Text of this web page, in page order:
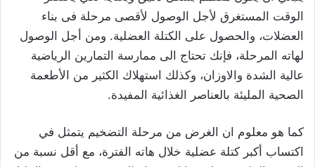
الوقت المستغرق لأجل الوصول لأقصى مرحلة فى بناء
العضلات، والحصول على الكتلة العضلية. ومن أجل الوصول
لهاته المرحلة، فإنك تحتاج الى ممارسة التمارين الرياضية
عالية الشدة والاوزان، وكذلك استهلاك الكثير من الأطعمة
الصحية المليئة بالعناصر الغذائية المفيدة.
كما هو معلوم ان الغرض من مرحلة التضخيم يتمثل في
اكتساب أكبر كتلة عضلية خلال هاته الفترة، مع أقل نسبة من